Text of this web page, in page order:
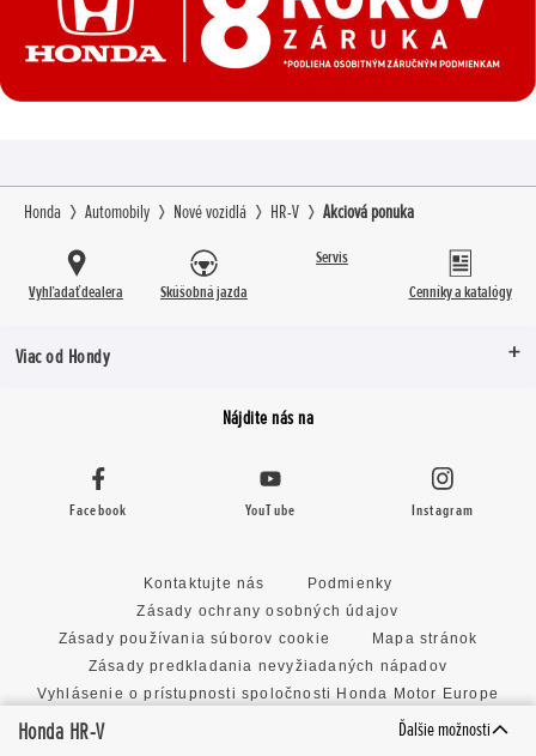
Honda HR-V Ďalšie možnosti
Honda Automobily Nové vozidlá HR-V Akciová ponuka
Vyhľadať dealera Skúšobná jazda
Servis
Cenníky a katalógy
Viac od Hondy
Nájdite nás na
Facebook YouTube Instagram
Kontaktujte nás
Podmienky
Zásady ochrany osobných údajov
Zásady používania súborov cookie
Mapa stránok
Zásady predkladania nevyžiadaných nápadov
Vyhlásenie o prístupnosti spoločnosti Honda Motor Europe